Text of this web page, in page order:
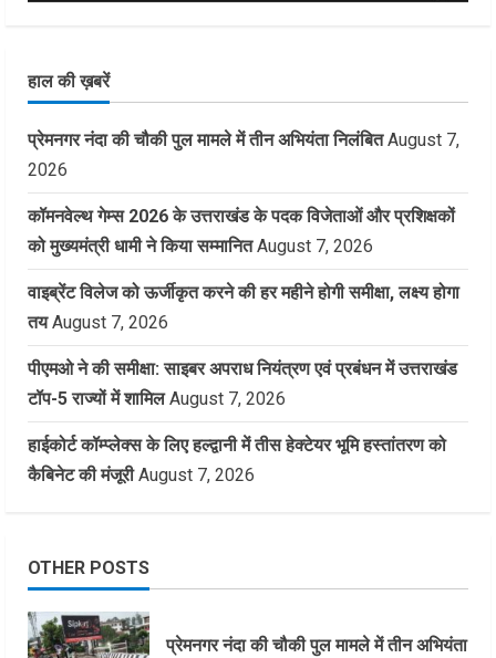
हाल की ख़बरें
प्रेमनगर नंदा की चौकी पुल मामले में तीन अभियंता निलंबित August 7,
2026
कॉमनवेल्थ गेम्स 2026 के उत्तराखंड के पदक विजेताओं और प्रशिक्षकों
को मुख्यमंत्री धामी ने किया सम्मानित August 7, 2026
वाइब्रेंट विलेज को ऊर्जीकृत करने की हर महीने होगी समीक्षा, लक्ष्य होगा
तय August 7, 2026
पीएमओ ने की समीक्षा: साइबर अपराध नियंत्रण एवं प्रबंधन में उत्तराखंड
टॉप-5 राज्यों में शामिल August 7, 2026
हाईकोर्ट कॉम्प्लेक्स के लिए हल्द्वानी में तीस हेक्टेयर भूमि हस्तांतरण को
कैबिनेट की मंजूरी August 7, 2026
OTHER POSTS
प्रेमनगर नंदा की चौकी पुल मामले में तीन अभियंता